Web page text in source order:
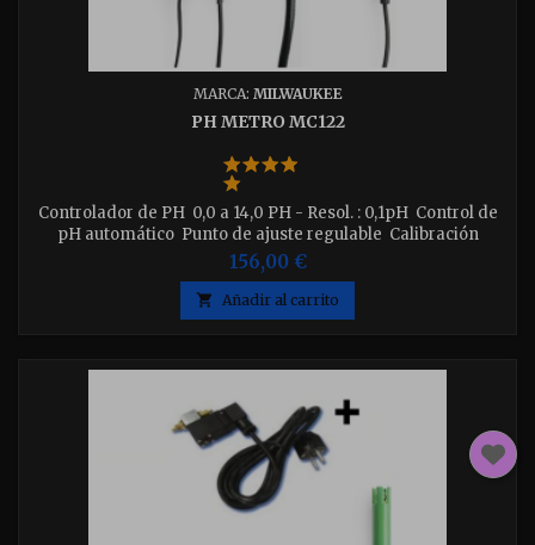
MARCA: MILWAUKEE
PH METRO MC122
Controlador de PH 0,0 a 14,0 PH - Resol. : 0,1pH Control de
pH automático Punto de ajuste regulable Calibración
Manual 2 puntos Sonda pH (MA911B2) incluida.
156,00 €
 Añadir al carrito